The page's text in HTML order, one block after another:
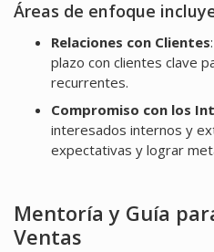
Áreas de enfoque
Relaciones con Clientes
plazo con clientes clave
recurrentes.
Compromiso con los
interesados internos y
expectativas y lograr
Mentoría y Guía
Ventas